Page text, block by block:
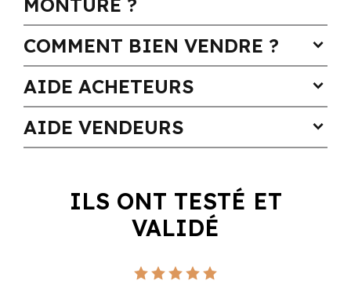
COMMENT BIEN VENDRE ? expand_more
AIDE ACHETEURS expand_more
AIDE VENDEURS expand_more
ILS ONT TESTÉ ET
VALIDÉ